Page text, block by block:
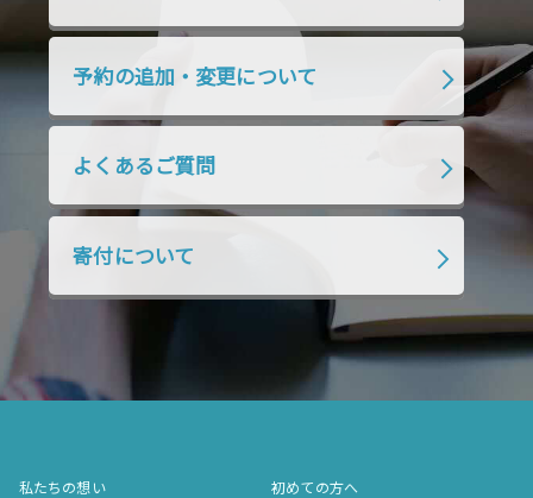
2019年4月
2018年7月 2018年6月
2018年4月 2018年3月 2018年2月
2018年1月 2017年12月
2017年10月 2017年9月 2017年8月
2017年5月
2017年4月
予約の追加・変更について
よくあるご質問
寄付について
私たちの想い 初めての方へ